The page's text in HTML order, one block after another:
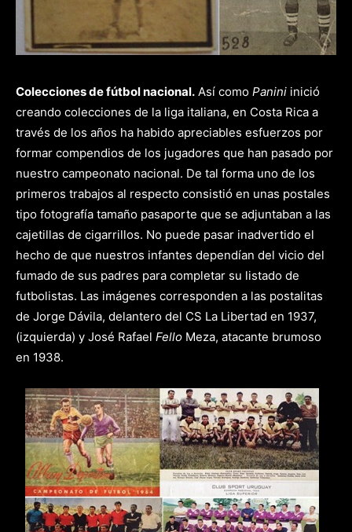
Colecciones de fútbol nacional. Así como Panini inició
creando colecciones de la liga italiana, en Costa Rica a
través de los años ha habido apreciables esfuerzos por
formar compendios de los jugadores que han pasado por
nuestro campeonato nacional. De tal forma uno de los
primeros trabajos al respecto consistió en unas postales
tipo fotografía tamaño pasaporte que se adjuntaban a las
cajetillas de cigarrillos. No puede pasar inadvertido el
hecho de que nuestros infantes dependían del vicio del
fumado de sus padres para completar su listado de
futbolistas. Las imágenes corresponden a las postalitas
de Jorge Dávila, delantero del CS La Libertad en 1937,
(izquierda) y José Rafael Fello Meza, atacante brumoso
en 1938.